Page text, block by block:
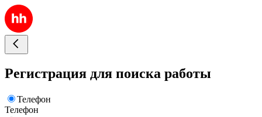
Регистрация для поиска работы
Телефон
Телефон